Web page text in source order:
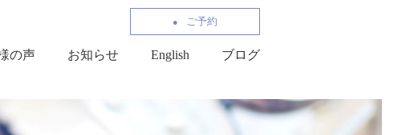
ご予約
の声 お知らせ English ブログ